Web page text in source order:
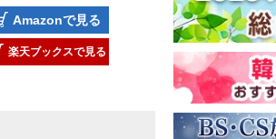
Amazonで見る
楽天ブックスで見る